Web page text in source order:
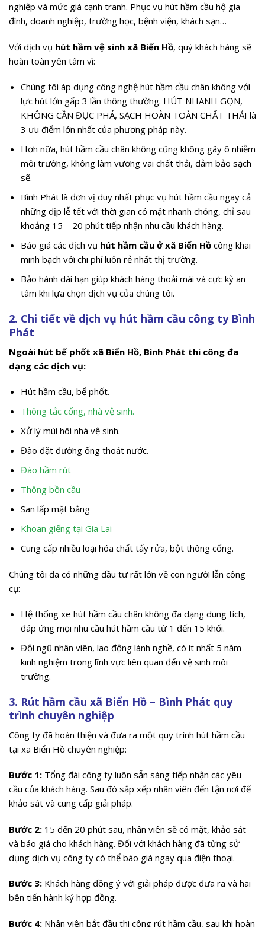
nghiệp và mức giá cạnh tranh. Phục vụ hút hầm cầu hộ gia
đình, doanh nghiệp, trường học, bệnh viện, khách sạn…
Với dịch vụ hút hầm vệ sinh xã Biển Hồ, quý khách hàng sẽ
hoàn toàn yên tâm vì:
Chúng tôi áp dụng công nghệ hút hầm cầu chân không với
lực hút lớn gấp 3 lần thông thường. HÚT NHANH GỌN,
KHÔNG CẦN ĐỤC PHÁ, SẠCH HOÀN TOÀN CHẤT THẢI là
3 ưu điểm lớn nhất của phương pháp này.
Hơn nữa, hút hầm cầu chân không cũng không gây ô nhiễm
môi trường, không làm vương vãi chất thải, đảm bảo sạch
sẽ.
Bình Phát là đơn vị duy nhất phục vụ hút hầm cầu ngay cả
những dịp lễ tết với thời gian có mặt nhanh chóng, chỉ sau
khoảng 15 – 20 phút tiếp nhận nhu cầu khách hàng.
Báo giá các dịch vụ hút hầm cầu ở xã Biển Hồcông khai
minh bạch với chi phí luôn rẻ nhất thị trường.
Bảo hành dài hạn giúp khách hàng thoải mái và cực kỳ an
tâm khi lựa chọn dịch vụ của chúng tôi.
2. Chi tiết về dịch vụ hút hầm cầu công ty Bình
Phát
Ngoài hút bể phốt xã Biển Hồ, Bình Phát thi công đa
dạng các dịch vụ:
Hút hầm cầu, bể phốt.
Thông tắc cống, nhà vệ sinh.
Xử lý mùi hôi nhà vệ sinh.
Đào đặt đường ống thoát nước.
Đào hầm rút
Thông bồn cầu
San lấp mặt bằng
Khoan giếng tại Gia Lai
Cung cấp nhiều loại hóa chất tẩy rửa, bột thông cống.
Chúng tôi đã có những đầu tư rất lớn về con người lẫn công
cụ:
Hệ thống xe hút hầm cầu chân không đa dạng dung tích,
đáp ứng mọi nhu cầu hút hầm cầu từ 1 đến 15 khối.
Đội ngũ nhân viên, lao động lành nghề, có ít nhất 5 năm
kinh nghiệm trong lĩnh vực liên quan đến vệ sinh môi
trường.
3. Rút hầm cầu xã Biển Hồ – Bình Phát quy
trình chuyên nghiệp
Công ty đã hoàn thiện và đưa ra một quy trình hút hầm cầu
tại xã Biển Hồ chuyên nghiệp:
Bước 1: Tổng đài công ty luôn sẵn sàng tiếp nhận các yêu
cầu của khách hàng. Sau đó sắp xếp nhân viên đến tận nơi để
khảo sát và cung cấp giải pháp.
Bước 2: 15 đến 20 phút sau, nhân viên sẽ có mặt, khảo sát
và báo giá cho khách hàng. Đối với khách hàng đã từng sử
dụng dịch vụ công ty có thể báo giá ngay qua điện thoại.
Bước 3: Khách hàng đồng ý với giải pháp được đưa ra và hai
bên tiến hành ký hợp đồng.
Bước 4: Nhân viên bắt đầu thi công rút hầm cầu, sau khi hoàn